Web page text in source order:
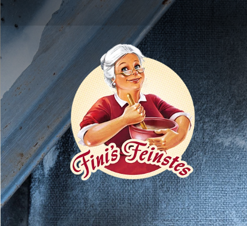
Newsletter